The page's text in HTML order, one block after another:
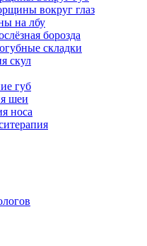
вокруг глаз
на лбу
борозда
складки
скул
губ
шеи
носа